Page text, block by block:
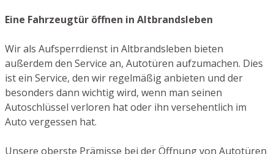
Eine Fahrzeugtür öffnen in Altbrandsleben
Wir als Aufsperrdienst in Altbrandsleben bieten
außerdem den Service an, Autotüren aufzumachen. Dies
ist ein Service, den wir regelmäßig anbieten und der
besonders dann wichtig wird, wenn man seinen
Autoschlüssel verloren hat oder ihn versehentlich im
Auto vergessen hat.
Unsere oberste Prämisse bei der Öffnung von Autotüren